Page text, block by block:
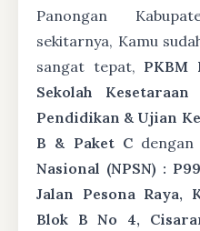
Panongan
sekitarnya, Kamu
sangat tepat, PKBM
Sekolah
Pendidikan & Ujian
B & Paket C
Nasional (NPSN) :
Jalan Pesona Raya,
Blok B No 4,